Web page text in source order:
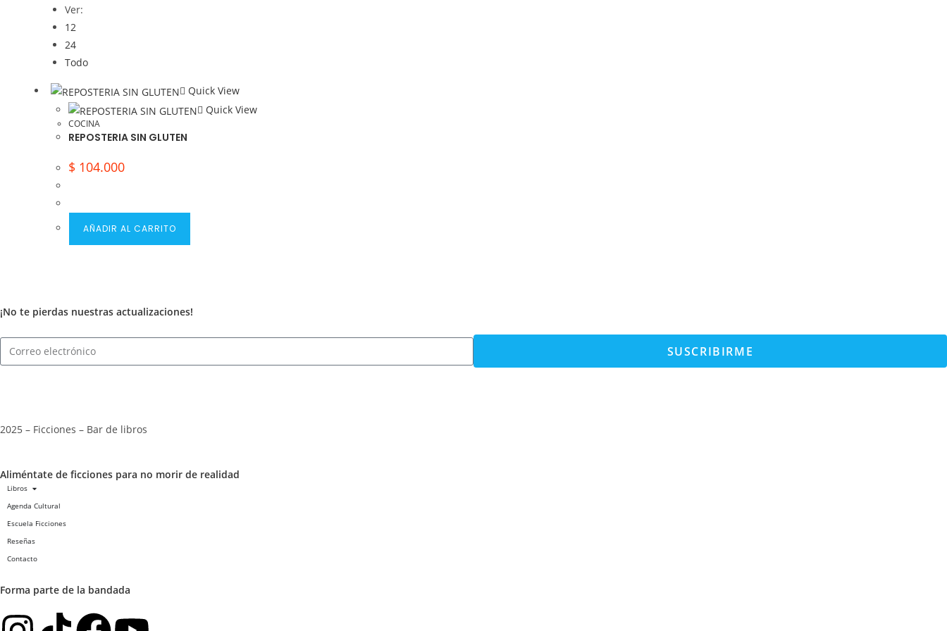
Ver:
12
24
Todo
Quick View
Quick View
COCINA
REPOSTERIA SIN GLUTEN
$ 104.000
AÑADIR AL CARRITO
¡No te pierdas nuestras actualizaciones!
SUSCRIBIRME
2025 – Ficciones – Bar de libros
Aliméntate de ficciones para no morir de realidad
Libros
Agenda Cultural
Escuela Ficciones
Reseñas
Contacto
Forma parte de la bandada